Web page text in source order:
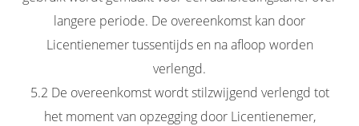
langere periode. De overeenkomst kan door
Licentienemer tussentijds en na afloop worden
verlengd.
5.2 De overeenkomst wordt stilzwijgend verlengd tot
het moment van opzegging door Licentienemer,